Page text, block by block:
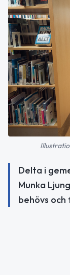
Delta i
Munka
behövs och